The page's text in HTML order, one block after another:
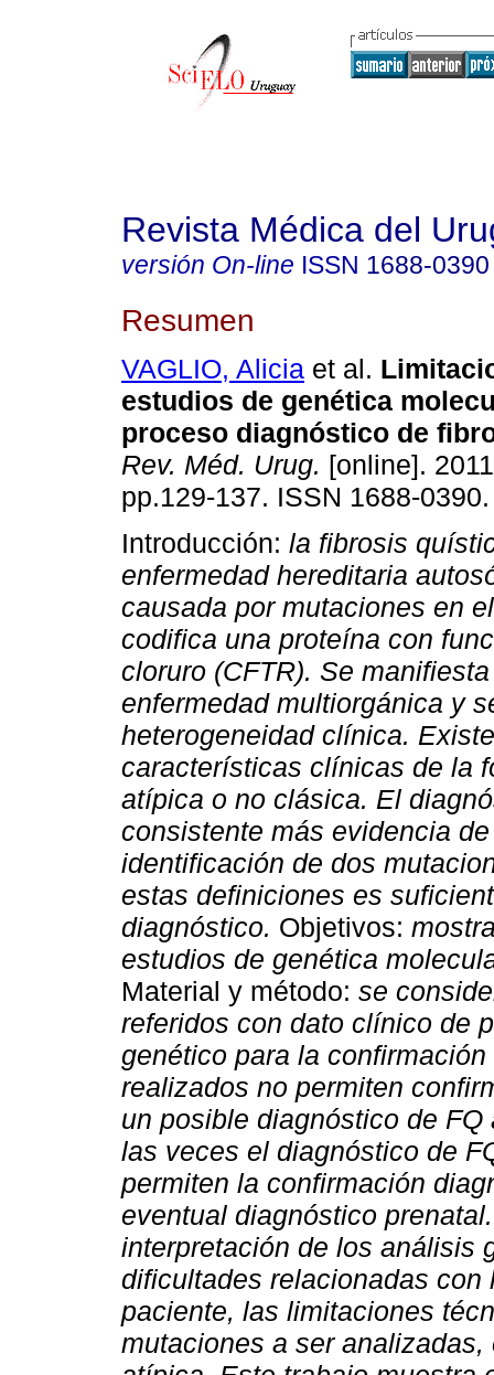
Revista Médica del
versión On-line ISSN 1688-0390
Resumen
VAGLIO, Alicia et al.
estudios de genética
proceso diagnóstico de
Rev. Méd. Urug. [online].
pp.129-137. ISSN 1688-0390.
Introducción: la fibrosis
enfermedad hereditaria
causada por mutaciones en
codifica una proteína con
cloruro (CFTR). Se
enfermedad multiorgánica y
heterogeneidad clínica.
características clínicas de la
atípica o no clásica. El
consistente más evidencia
identificación de dos
estas definiciones es
diagnóstico. Objetivos:
estudios de genética
Material y método: se
referidos con dato clínico de
genético para la
realizados no permiten
un posible diagnóstico de
las veces el diagnóstico de
permiten la confirmación
eventual diagnóstico
interpretación de los análisis
dificultades relacionadas
paciente, las limitaciones
mutaciones a ser